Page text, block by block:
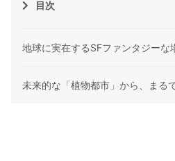
目次
地球に実在するSFファンタジーな
未来的な「植物都市」から、まる